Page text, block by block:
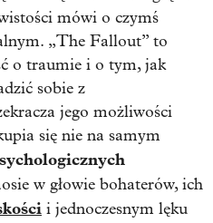
mówi o czymś
„The Fallout” to
o traumie i o tym, jak
sobie z
jego możliwości
się nie na samym
w głowie bohaterów, ich
i jednoczesnym lęku